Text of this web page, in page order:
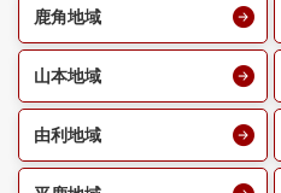
鹿角地域
山本地域
由利地域